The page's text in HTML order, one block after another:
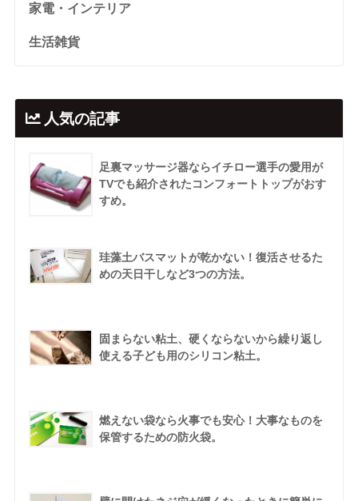
家電・インテリア
生活雑貨
人気の記事
足裏マッサージ器ならイチロー選手の愛用が
TVでも紹介されたコンフォートトップがおす
すめ。
珪藻土バスマットが乾かない！復活させるた
めの天日干しなど3つの方法。
固まらない粘土、硬くならないから繰り返し
使える子ども用のシリコン粘土。
燃えない袋なら火事でも安心！大事なものを
保管するための防火袋。